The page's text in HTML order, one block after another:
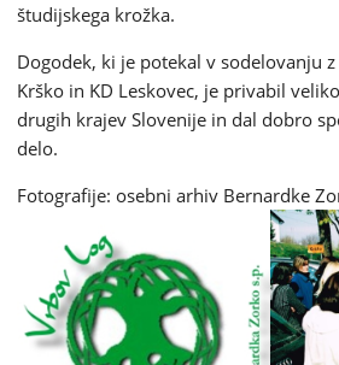
študijskega krožka.
Dogodek, ki je potekal v sodelovanju
Krško in KD Leskovec, je privabil
drugih krajev Slovenije in dal dobro
delo.
Fotografije: osebni arhiv Bernardke